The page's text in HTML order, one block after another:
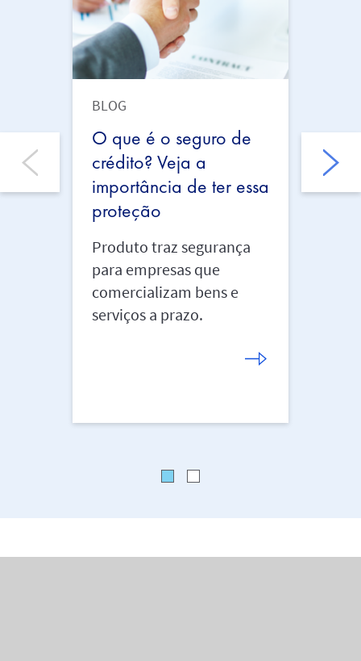
BLOG
O que é o seguro de
crédito? Veja a
importância de ter essa
proteção
Produto traz segurança
para empresas que
comercializam bens e
serviços a prazo.